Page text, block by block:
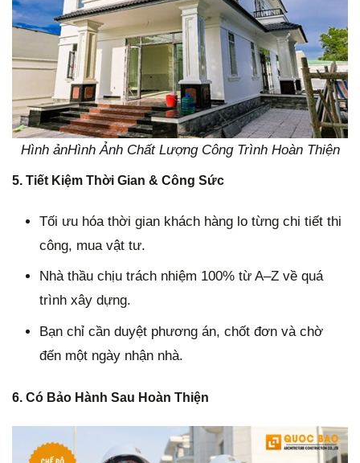
Hình ảnHình Ảnh Chất Lượng Công Trình Hoàn Thiện
5. Tiết Kiệm Thời Gian & Công Sức
Tối ưu hóa thời gian khách hàng lo từng chi tiết thi
công, mua vật tư.
Nhà thầu chịu trách nhiệm 100% từ A–Z về quá
trình xây dựng.
Bạn chỉ cần duyệt phương án, chốt đơn và chờ
đến một ngày nhận nhà.
6. Có Bảo Hành Sau Hoàn Thiện